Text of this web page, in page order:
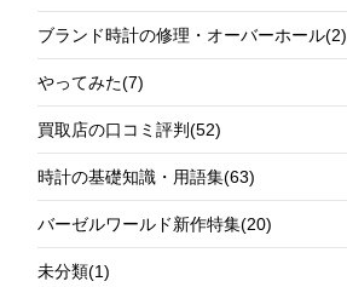
ブランド時計の修理・オーバーホール(2)
やってみた(7)
買取店の口コミ評判(52)
時計の基礎知識・用語集(63)
バーゼルワールド新作特集(20)
未分類(1)